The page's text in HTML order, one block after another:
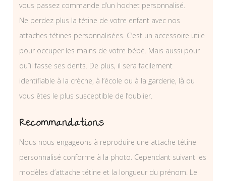
vous passez commande d’un hochet personnalisé.
Ne perdez plus la tétine de votre enfant avec nos
attaches tétines personnalisées. C’est un accessoire utile
pour occuper les mains de votre bébé. Mais aussi pour
qu”il fasse ses dents. De plus, il sera facilement
identifiable à la crèche, à l’école ou à la garderie, là ou
vous êtes le plus susceptible de l’oublier.
Recommandations
Nous nous engageons à reproduire une attache tétine
personnalisé conforme à la photo. Cependant suivant les
modèles d’attache tétine et la longueur du prénom. Le